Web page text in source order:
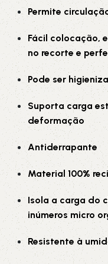
Permite
Fácil colocação,
no recorte e
Pode ser
Suporta carga
deformação
Antiderrapante
Material 100%
Isola a carga do
inúmeros micro
Resistente à